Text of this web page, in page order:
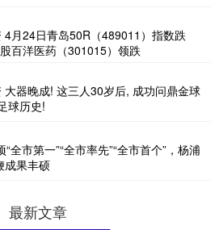
4月24日青岛50R（489011）指数跌
百洋医药（301015）领跌
大器晚成! 这三人30岁后, 成功问鼎金球
球历史!
全市第一”“全市率先”“全市首个”，杨浦
成果丰硕
最新文章